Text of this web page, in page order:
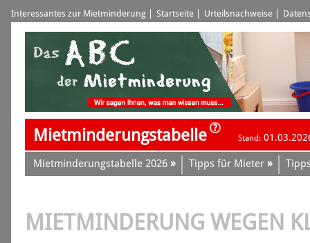
Interessantes zur Mietminderung Startseite Urteilsnachweise
Mietminderungstabelle Stand:
Mietminderungstabelle 2026 » Tipps für Mieter »
MIETMINDERUNG WEGEN